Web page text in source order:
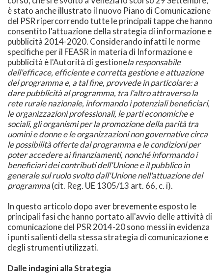
è stato anche illustrato il nuovo Piano di Comunicazione
del PSR ripercorrendo tutte le principali tappe che hanno
consentito l'attuazione della strategia di informazione e
pubblicità 2014-2020. Considerando infatti le norme
specifiche per il FEASR in materia di Informazione e
pubblicità è l'Autorità di gestionela responsabile
dell'efficace, efficiente e corretta gestione e attuazione
del programma e, a tal fine, provvede in particolare: a
dare pubblicità al programma, tra l'altro attraverso la
rete rurale nazionale, informando i potenziali beneficiari,
le organizzazioni professionali, le parti economiche e
sociali, gli organismi per la promozione della parità tra
uomini e donne e le organizzazioni non governative circa
le possibilità offerte dal programma e le condizioni per
poter accedere ai finanziamenti, nonché informando i
beneficiari dei contributi dell'Unione e il pubblico in
generale sul ruolo svolto dall'Unione nell'attuazione del
programma(cit. Reg. UE 1305/13 art. 66, c. i).
In questo articolo dopo aver brevemente esposto le
principali fasi che hanno portato all'avvio delle attività di
comunicazione del PSR 2014-20 sono messi in evidenza
i punti salienti della stessa strategia di comunicazione e
degli strumenti utilizzati.
Dalle indagini alla Strategia